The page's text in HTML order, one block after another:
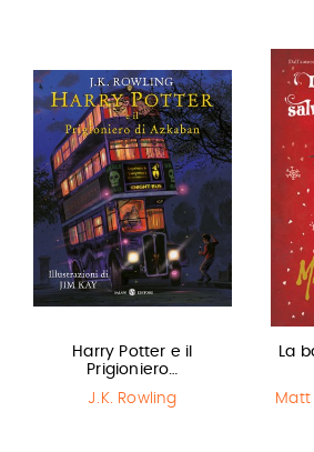
Harry Potter e il
Prigioniero…
J.K. Rowling
La
Matt